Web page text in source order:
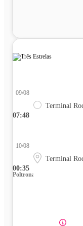
07:48
09/08
Terminal
00:35
10/08
Terminal
Poltrona